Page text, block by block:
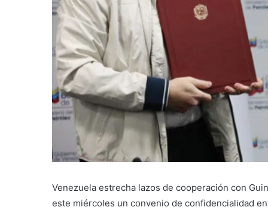
Venezuela estrecha lazos de cooperación con
este miércoles un convenio de confidencialidad